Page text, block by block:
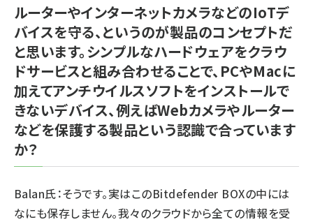
ルーターやインターネットカメラなどのIoTデ
バイスを守る、というのが製品のコンセプトだ
と思います。シンプルなハードウェアをクラウ
ドサービスと組み合わせることで、PCやMacに
加えてアンチウイルスソフトをインストールで
きないデバイス、例えばWebカメラやルーター
などを保護する製品という認識で合っています
か？
Balan氏：そうです。実はこのBitdefender BOXの中には
なにも保存しません。我々のクラウドから全ての情報を受